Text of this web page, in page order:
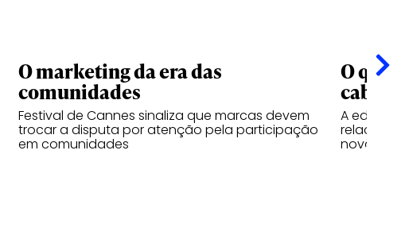
O marketing da era das
comunidades
Festival de Cannes sinaliza que marcas devem
trocar a disputa por atenção pela participação
em comunidades
O que
cabe
A edição
nova